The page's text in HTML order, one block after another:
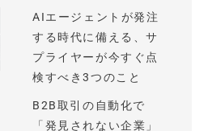
AIエージェントが発注
する時代に備える、サ
プライヤーが今すぐ点
検すべき3つのこと
B2B取引の自動化で
「発見されない企業」